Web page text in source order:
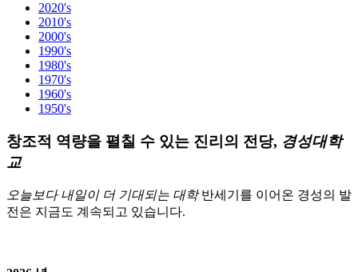
2020's
2010's
2000's
1990's
1980's
1970's
1960's
1950's
창조적 역량을 펼칠 수 있는 진리의 전당, 경성대학
교
오늘보다 내일이 더 기대되는 대학반세기를 이어온 경성의 발
전은 지금도 계속되고 있습니다.